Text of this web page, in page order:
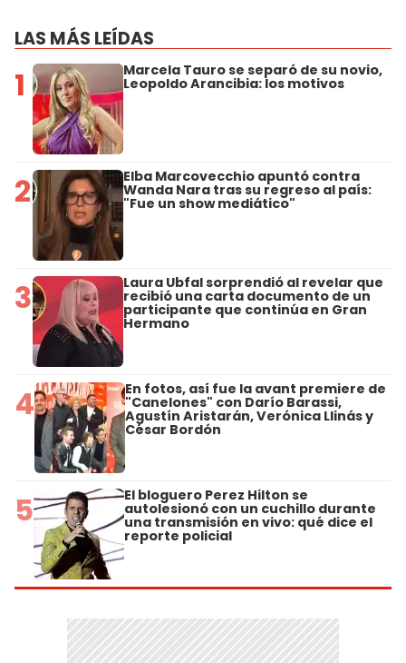
LAS MÁS LEÍDAS
1 Marcela Tauro se separó de su novio,
Leopoldo Arancibia: los motivos
2 Elba Marcovecchio apuntó contra
Wanda Nara tras su regreso al país:
"Fue un show mediático"
3 Laura Ubfal sorprendió al revelar que
recibió una carta documento de un
participante que continúa en Gran
Hermano
4 En fotos, así fue la avant premiere de
"Canelones" con Darío Barassi,
Agustín Aristarán, Verónica Llinás y
César Bordón
5 El bloguero Perez Hilton se
autolesionó con un cuchillo durante
una transmisión en vivo: qué dice el
reporte policial